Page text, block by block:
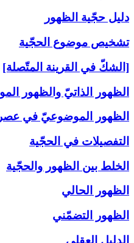
دليل حجّية الظهور
تشخيص موضوع الحجّية
[الشكّ في القرينة المتّصلة]
الظهور الذاتيّ والظهور
الظهور الموضوعيّ في
التفصيلات في الحجّية
الخلط بين الظهور والحجّية
الظهور الحالي
الظهور التضمّني
الدليل العقلي